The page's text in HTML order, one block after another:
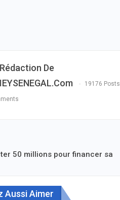
De
19176 Posts
50 millions pour financer sa
Aussi Aimer